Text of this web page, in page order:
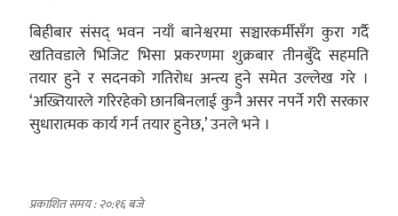
बिहीबार संसद् भवन नयाँ बानेश्वरमा सञ्चारकर्मीसँग कुरा गर्दै
खतिवडाले भिजिट भिसा प्रकरणमा शुक्रबार तीनबुँदे सहमति
तयार हुने र सदनको गतिरोध अन्त्य हुने समेत उल्लेख गरे ।
‘अख्तियारले गरिरहेको छानबिनलाई कुनै असर नपर्ने गरी सरकार
सुधारात्मक कार्य गर्न तयार हुनेछ,’ उनले भने ।
प्रकाशित समय : २०:१६ बजे